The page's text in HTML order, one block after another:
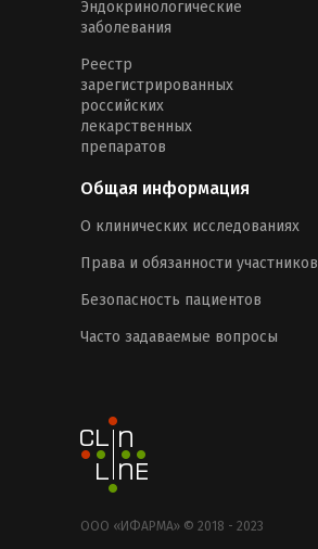
Эндокринологические
заболевания
Реестр
зарегистрированных
российских
лекарственных
препаратов
Общая информация
О клинических исследованиях
Права и обязанности участников
Безопасность пациентов
Часто задаваемые вопросы
ООО «ИФАРМА» © 2018 - 2023